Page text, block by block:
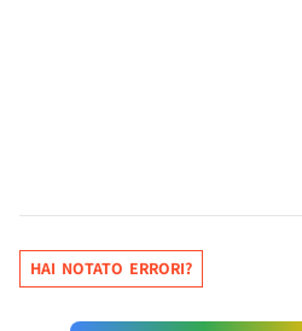
HAI NOTATO ERRORI?